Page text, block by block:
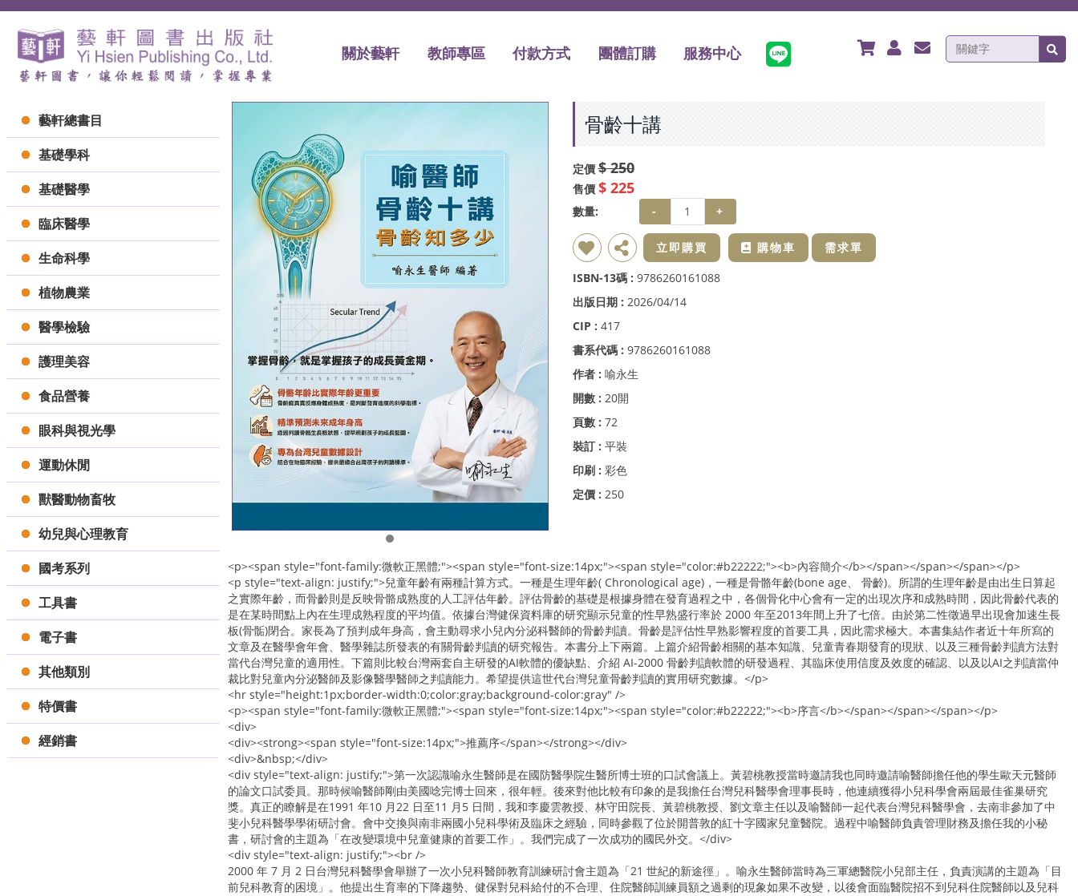
關於藝軒 教師專區 付款方式 團體訂購 服務中心
藝軒總書目
基礎學科
基礎醫學
臨床醫學
生命科學
植物農業
醫學檢驗
護理美容
食品營養
眼科與視光學
運動休閒
獸醫動物畜牧
幼兒與心理教育
國考系列
工具書
電子書
其他類別
特價書
經銷書
骨齡十講
定價 $ 250
售價 $ 225
數量: - +
新增到收藏夾 分享 立即購買 購物車
需求單
ISBN-13碼 : 9786260161088
出版日期 : 2026/04/14
CIP : 417
書系代碼 : 9786260161088
作者 : 喻永生
開數 : 20開
頁數 : 72
裝訂 : 平裝
印刷 : 彩色
定價 : 250
<p><span style="font-family:微軟正黑體;"><span style="font-size:14px;"><span style="color:#b22222;"><b>內容簡介</b></span></span></span></p>
<p style="text-align: justify;">兒童年齡有兩種計算方式。一種是生理年齡( Chronological age)，一種是骨骼年齡(bone age、 骨齡)。所謂的生理年齡是由出生日算起
之實際年齡，而骨齡則是反映骨骼成熟度的人工評估年齡。評估骨齡的基礎是根據身體在發育過程之中，各個骨化中心會有一定的出現次序和成熟時間，因此骨齡代表的
是在某時間點上內在生理成熟程度的平均值。依據台灣健保資料庫的研究顯示兒童的性早熟盛行率於 2000 年至2013年間上升了七倍。由於第二性徵過早出現會加速生長
板(骨骺)閉合。家長為了預判成年身高，會主動尋求小兒內分泌科醫師的骨齡判讀。骨齡是評估性早熟影響程度的首要工具，因此需求極大。本書集結作者近十年所寫的
文章及在醫學會年會、醫學雜誌所發表的有關骨齡判讀的研究報告。本書分上下兩篇。上篇介紹骨齡相關的基本知識、兒童青春期發育的現狀、以及三種骨齡判讀方法對
當代台灣兒童的適用性。下篇則比較台灣兩套自主研發的AI軟體的優缺點、介紹 AI-2000 骨齡判讀軟體的研發過程、其臨床使用信度及效度的確認、以及以AI之判讀當仲
裁比對兒童內分泌醫師及影像醫學醫師之判讀能力。希望提供這世代台灣兒童骨齡判讀的實用研究數據。</p>
<hr style="height:1px;border-width:0;color:gray;background-color:gray" />
<p><span style="font-family:微軟正黑體;"><span style="font-size:14px;"><span style="color:#b22222;"><b>序言</b></span></span></span></p>
<div>
<div><strong><span style="font-size:14px;">推薦序</span></strong></div>
<div>&nbsp;</div>
<div style="text-align: justify;">第一次認識喻永生醫師是在國防醫學院生醫所博士班的口試會議上。黃碧桃教授當時邀請我也同時邀請喻醫師擔任他的學生歐天元醫師
的論文口試委員。那時候喻醫師剛由美國唸完博士回來，很年輕。後來對他比較有印象的是我擔任台灣兒科醫學會理事長時，他連續獲得小兒科學會兩屆最佳雀巢研究
獎。真正的瞭解是在1991 年10 月22 日至11 月5 日間，我和李慶雲教授、林守田院長、黃碧桃教授、劉文章主任以及喻醫師一起代表台灣兒科醫學會，去南非參加了中
斐小兒科醫學學術研討會。會中交換與南非兩國小兒科學術及臨床之經驗，同時參觀了位於開普敦的紅十字國家兒童醫院。過程中喻醫師負責管理財務及擔任我的小秘
書，研討會的主題為「在改變環境中兒童健康的首要工作」。我們完成了一次成功的國民外交。</div>
<div style="text-align: justify;"><br />
2000 年 7 月 2 日台灣兒科醫學會舉辦了一次小兒科醫師教育訓練研討會主題為「21 世紀的新途徑」。喻永生醫師當時為三軍總醫院小兒部主任，負責演講的主題為「目
前兒科教育的困境」。他提出生育率的下降趨勢、健保對兒科給付的不合理、住院醫師訓練員額之過剩的現象如果不改變，以後會面臨醫院招不到兒科住院醫師以及兒科